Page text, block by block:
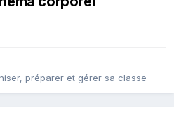
préparer et gérer sa classe